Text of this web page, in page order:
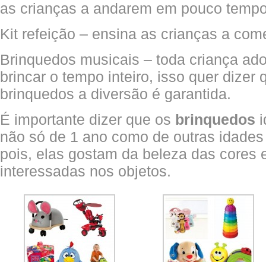
as crianças a andarem em pouco
Kit refeição – ensina as crianças a
Brinquedos musicais – toda criança
brincar o tempo inteiro, isso quer dizer
brinquedos a diversão é garantida.
É importante dizer que os brinquedos
não só de 1 ano como de outras
pois, elas gostam da beleza das cores
interessadas nos objetos.